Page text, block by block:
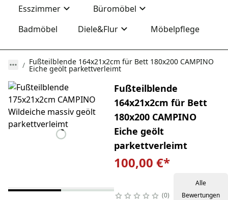
Esszimmer
Büromöbel
Badmöbel
Diele&Flur Möbelpflege
Fußteilblende 164x21x2cm für Bett 180x200 CAMPINO
Eiche geölt parkettverleimt
Fußteilblende
164x21x2cm für Bett
180x200 CAMPINO
Eiche geölt
parkettverleimt
100,00 €*
0
Alle
Bewertungen